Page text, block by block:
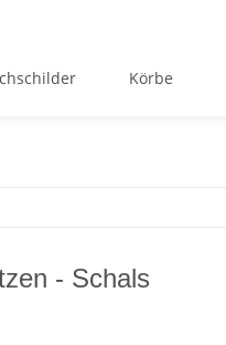
Körbe
- Schals